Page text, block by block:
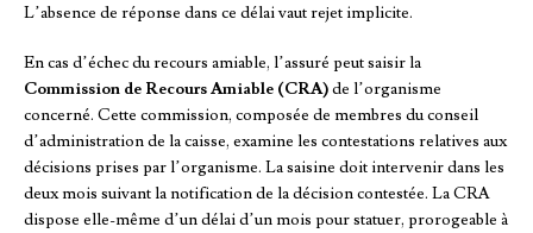
L’absence de réponse dans ce délai vaut rejet implicite.
En cas d’échec du recours amiable, l’assuré peut saisir la
Commission de Recours Amiable (CRA)de l’organisme
concerné. Cette commission, composée de membres du conseil
d’administration de la caisse, examine les contestations relatives aux
décisions prises par l’organisme. La saisine doit intervenir dans les
deux mois suivant la notification de la décision contestée. La CRA
dispose elle-même d’un délai d’un mois pour statuer, prorogeable à